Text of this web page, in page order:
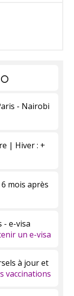
- Nairobi
| Hiver : +
mois après
- e-visa
un e-visa
à jour et
vaccinations